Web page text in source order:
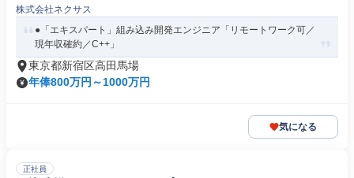
株式会社ネクサス
●「エキスパート」組み込み開発エンジニア「リモートワーク可／
現年収確約／C++」
東京都新宿区高田馬場
年俸800万円～1000万円
気になる
正社員